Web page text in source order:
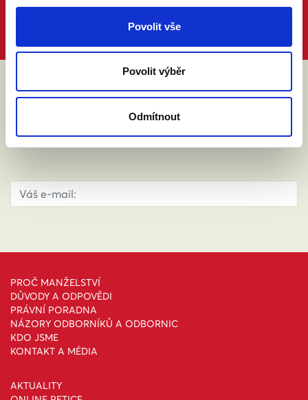
Povolit vše
Povolit výběr
Odmítnout
ABY VÁM O MANŽELSTVÍ NIC
NEUNIKLO
PROČ MANŽELSTVÍ
DŮVODY A ODPOVĚDI
PRÁVNÍ PORADNA
NÁZORY ODBORNÍKŮ A ODBORNIC
KDO JSME
KONTAKT A MÉDIA
AKTUALITY